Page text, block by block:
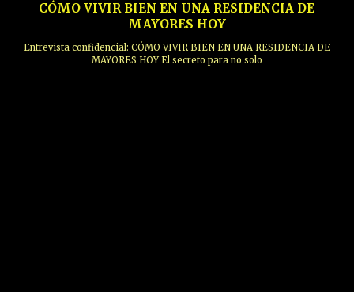
CÓMO VIVIR BIEN EN UNA RESIDENCIA DE
MAYORES HOY
Entrevista confidencial: CÓMO VIVIR BIEN EN UNA RESIDENCIA DE
MAYORES HOY El secreto para no solo